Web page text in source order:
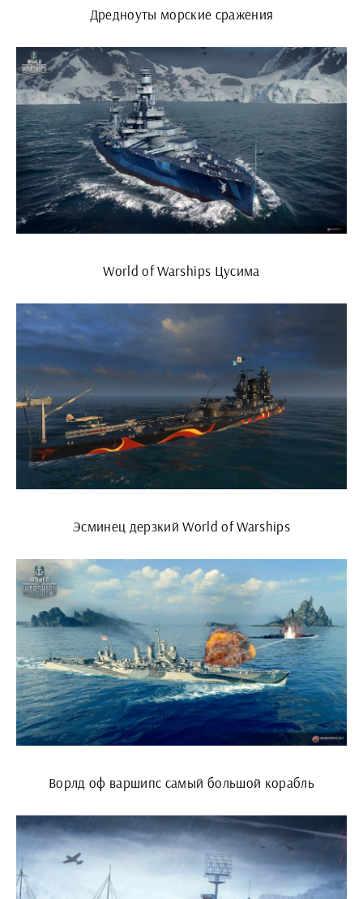
Дредноуты морские сражения
World of Warships Цусима
Эсминец дерзкий World of Warships
Ворлд оф варшипс самый большой корабль